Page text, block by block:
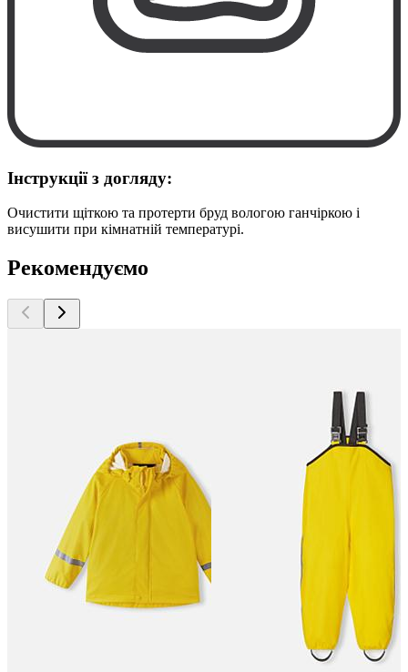
Інструкції з догляду:
Очистити щіткою та протерти бруд вологою ганчіркою і
висушити при кімнатній температурі.
Рекомендуємо